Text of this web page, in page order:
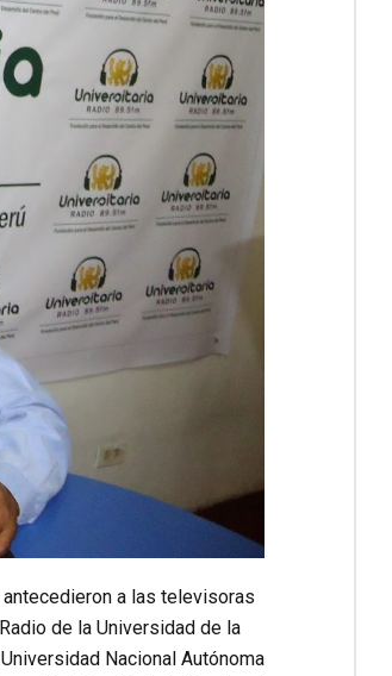
a las televisoras
de la Universidad de la
Nacional Autónoma